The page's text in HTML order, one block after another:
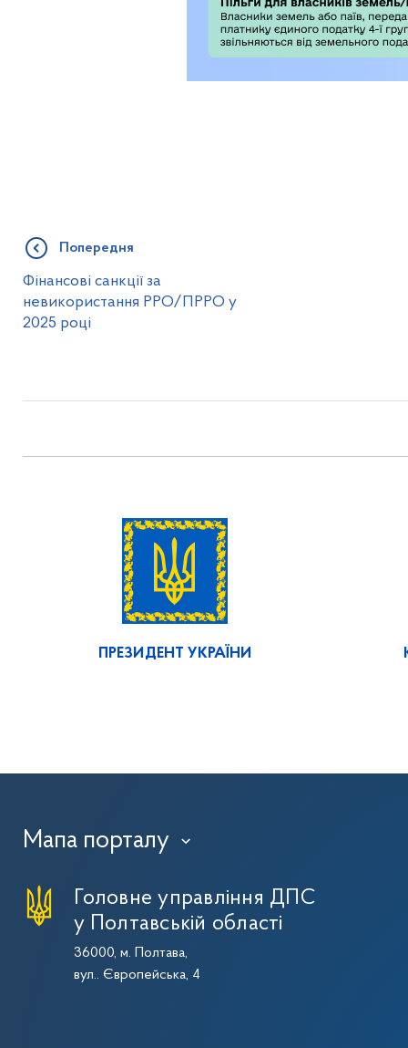
Попередня
Фінансові санкції за
невикористання РРО/ПРРО у
2025 році
ПРЕЗИДЕНТ УКРАЇНИ
Мапа порталу ›
Головне управління ДПС
у Полтавській області
36000, м. Полтава,
вул.. Європейська, 4